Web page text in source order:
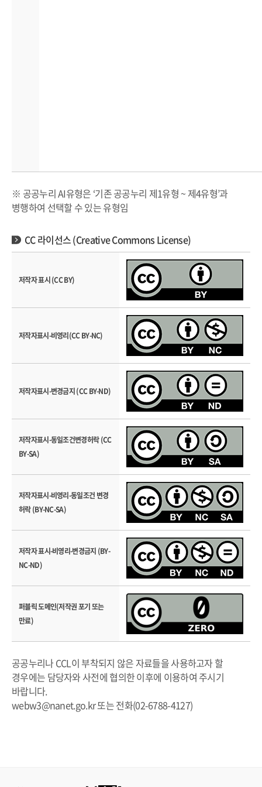
※ 공공누리 AI유형은 ‘기존 공공누리 제1유형 ~ 제4유형’과
병행하여 선택할 수 있는 유형임
CC 라이선스 (Creative Commons License)
저작자 표시 (CC BY)
저작자표시-비영리(CC BY-NC)
저작자표시-변경금지 (CC BY-ND)
저작자표시-동일조건변경허락 (CC
BY-SA)
저작자표시-비영리-동일조건 변경
허락 (BY-NC-SA)
저작자 표시-비영리-변경금지 (BY-
NC-ND)
퍼블릭 도메인(저작권 포기 또는
만료)
공공누리나 CCL이 부착되지 않은 자료들을 사용하고자 할
경우에는 담당자와 사전에 협의한 이후에 이용하여 주시기
바랍니다.
webw3@nanet.go.kr 또는 전화(02-6788-4127)